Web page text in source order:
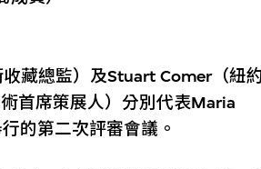
藏總監）及Stuart Comer（紐
首席策展人）分別代表Maria
的第二次評審會議。